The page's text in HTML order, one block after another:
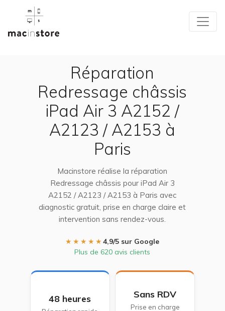
Réparation
Redressage châssis
iPad Air 3 A2152 /
A2123 / A2153 à
Paris
Macinstore réalise la réparation
Redressage châssis pour iPad Air 3
A2152 / A2123 / A2153 à Paris avec
diagnostic gratuit, prise en charge claire et
intervention sans rendez-vous.
★★★★★4,9/5 sur Google
Plus de 620 avis clients
48 heures Sans RDV
Prise en charge